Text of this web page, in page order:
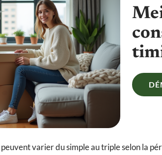
varier du simple au triple selon la